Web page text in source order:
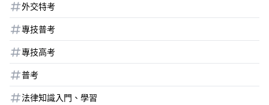
外交特考
專技普考
專技高考
普考
法律知識入門、學習